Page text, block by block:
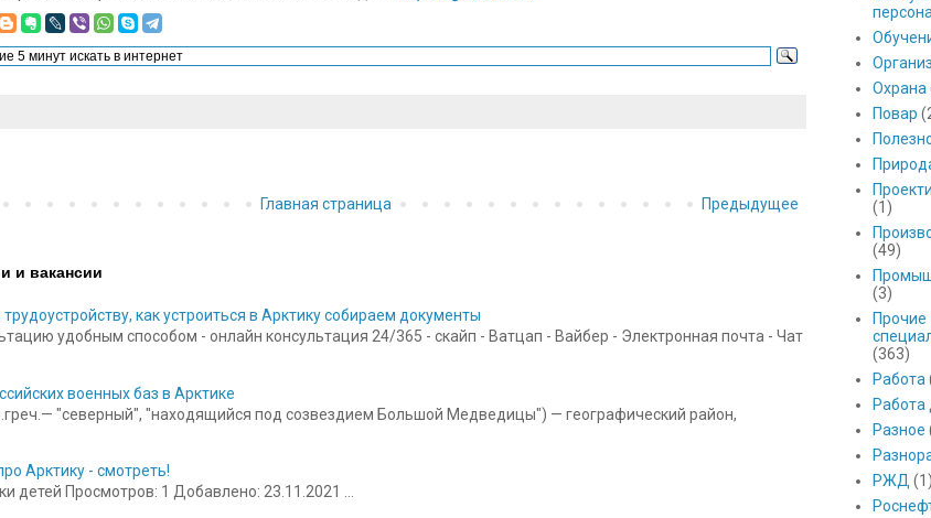
Предыдущее
Главная страница
и вакансии
как устроиться в Арктику собираем документы
удобным способом - онлайн консультация 24/365 - скайп - Ватцап - Вайбер - Электронная почта - Чат
военных баз в Арктике
"северный", "находящийся под созвездием Большой Медведицы") — географический район,
Арктику - смотреть!
детей Просмотров: 1 Добавлено: 23.11.2021 ...
Охрана
Повар
(1)
(49)
(3)
Прочие
(363)
Работа
Работа
Разное
РЖД